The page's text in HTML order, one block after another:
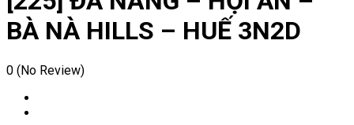
BÀ NÀ HILLS – HUẾ 3N2D
0 (No Review)